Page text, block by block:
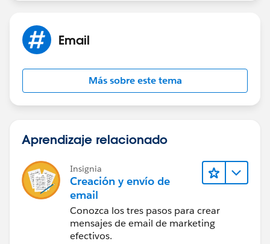
Email
Más sobre este tema
Aprendizaje relacionado
Insignia
Creación y envío de
email
Conozca los tres pasos para crear
mensajes de email de marketing
efectivos.